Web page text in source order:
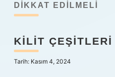
Yasal Uyarı
DIKKAT EDILMELI
KILIT ÇEŞITLERI
Tarih: Kasım 4, 2024